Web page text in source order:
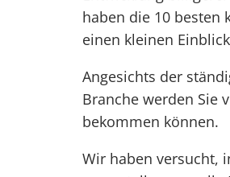
haben die 10 besten
einen kleinen
Angesichts der
Branche werden Sie
bekommen können.
Wir haben versucht,